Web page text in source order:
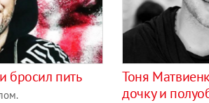
бросил пить
Тоня
дочку и